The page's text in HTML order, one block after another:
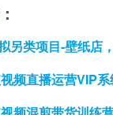
另类项目-壁纸店
频直播运营VIP